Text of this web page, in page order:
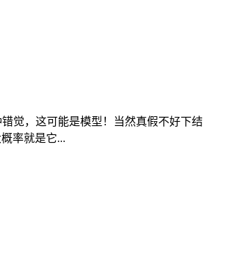
觉，这可能是模型！当然真假不好下结
率就是它...